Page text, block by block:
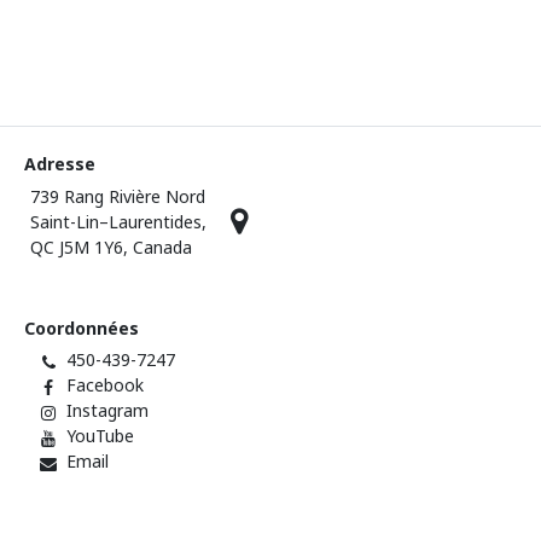
Adresse
739 Rang Rivière Nord
Saint-Lin–Laurentides,
QC J5M 1Y6, Canada
Coordonnées
450-439-7247
Facebook
Instagram
YouTube
Email